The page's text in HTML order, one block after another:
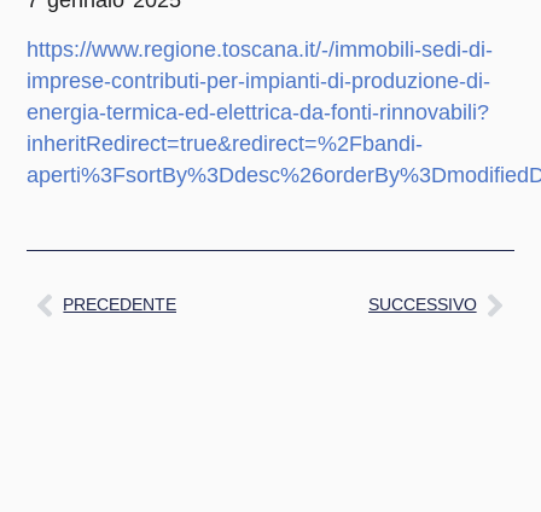
https://www.regione.toscana.it/-/immobili-sedi-di-
imprese-contributi-per-impianti-di-produzione-di-
energia-termica-ed-elettrica-da-fonti-rinnovabili?
inheritRedirect=true&redirect=%2Fbandi-
PRECEDENTE SUCCESSIVO